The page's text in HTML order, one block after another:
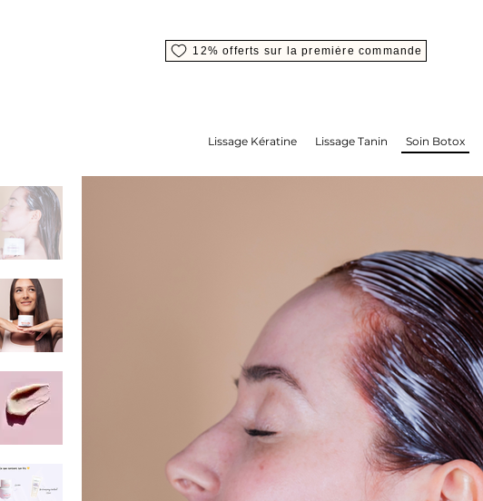
12% offerts sur la première commande
Lissage Kératine Lissage Tanin Soin Botox